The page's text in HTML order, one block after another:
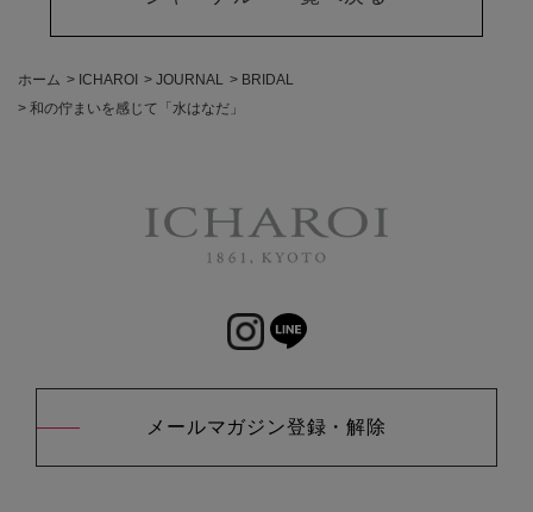
ホーム > ICHAROI > JOURNAL > BRIDAL
> 和の佇まいを感じて「水はなだ」
メールマガジン登録・解除